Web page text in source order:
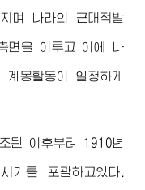
며 나라의 근대적발
면을 이루고 이에 나
몽활동이 일정하게
된 이후부터 1910년
기를 포괄하고있다.